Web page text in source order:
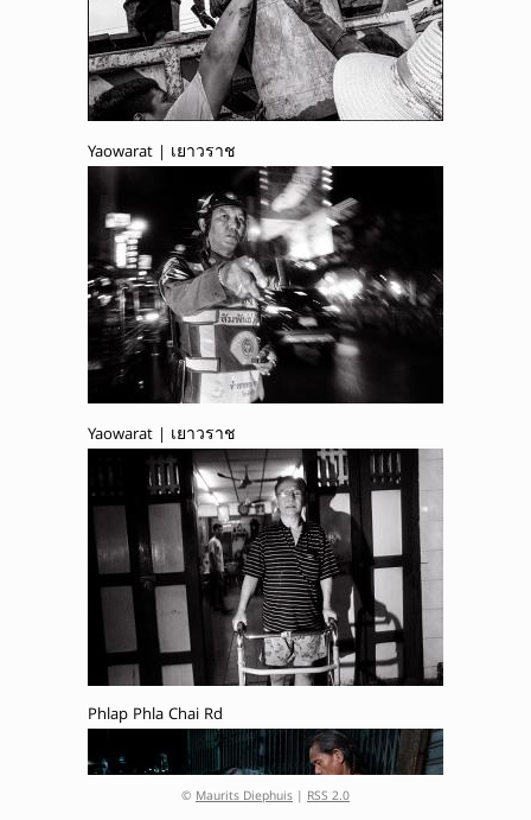
Yaowarat | เยาวราช
Yaowarat | เยาวราช
Phlap Phla Chai Rd
© Maurits Diephuis | RSS 2.0